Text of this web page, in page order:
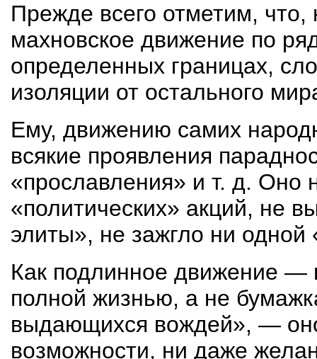
Прежде всего отметим,
махновское движение по
определенных границах,
изоляции от остального
Ему, движению самих
всякие проявления
«прославления» и т. д. Оно
«политических» акций, не
элиты», не зажгло ни одной
Как подлинное движение —
полной жизнью, а не
выдающихся вождей», —
возможности, ни даже